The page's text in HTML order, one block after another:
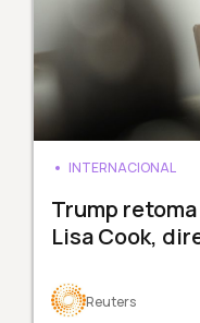
INTERNACIONAL
Trump
Lisa Cook,
Reuters